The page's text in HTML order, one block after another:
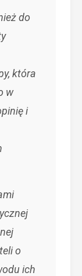
do
która
w
i
o
ich